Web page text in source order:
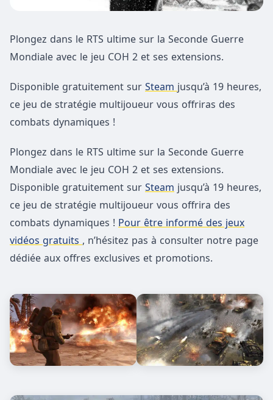
Plongez dans le RTS ultime sur la Seconde Guerre
Mondiale avec le jeu COH 2 et ses extensions.
Disponible gratuitement sur Steam jusqu’à 19 heures,
ce jeu de stratégie multijoueur vous offriras des
combats dynamiques !
Plongez dans le RTS ultime sur la Seconde Guerre
Mondiale avec le jeu COH 2 et ses extensions.
Disponible gratuitement sur Steam jusqu’à 19 heures,
ce jeu de stratégie multijoueur vous offrira des
combats dynamiques ! Pour être informé des jeux
vidéos gratuits , n’hésitez pas à consulter notre page
dédiée aux offres exclusives et promotions.